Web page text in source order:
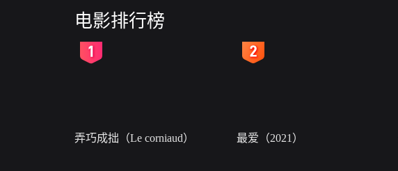
电影排行榜
弄巧成拙（Le corniaud） 最爱（2021）